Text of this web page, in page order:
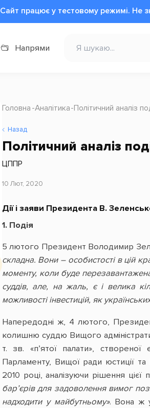
Сайт працює у тестовому режимі. Не
Напрями
Головна Аналітика Політичний аналіз
Назад
Політичний аналіз
ЦППР
10 Лют, 2020
Дії і заяви Президента В.
1. Подія
5 лютого Президент Володимир
складна. Вони – особистості в цій
моменту, коли буде
суддів, але, на жаль, є і велика
можливості інвестицій, як
Напередодні ж, 4 лютого,
колишню суддю Вищого
т. зв. «п’ятої палати»,
Парламенту, Вищої ради юстиції та
2010 році, аналізуючи рішення цієї
бар’єрів для задоволення вимог
надходити у майбутньому». Вона ж